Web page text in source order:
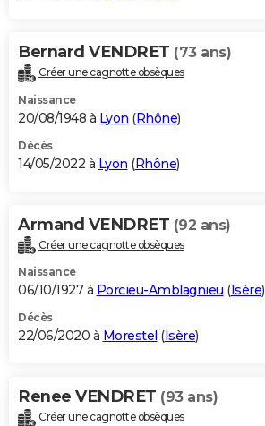
Bernard VENDRET (73 ans)
Créer une cagnotte obsèques
Naissance
20/08/1948 à Lyon (Rhône)
Décès
14/05/2022 à Lyon (Rhône)
Armand VENDRET (92 ans)
Créer une cagnotte obsèques
Naissance
06/10/1927 à Porcieu-Amblagnieu (Isère)
Décès
22/06/2020 à Morestel (Isère)
Renee VENDRET (93 ans)
Créer une cagnotte obsèques